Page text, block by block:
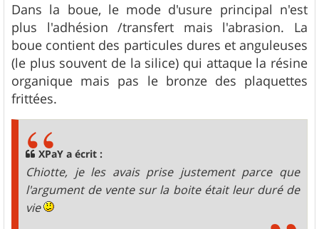
Dans la boue, le mode d'usure principal n'est
plus l'adhésion /transfert mais l'abrasion. La
boue contient des particules dures et anguleuses
(le plus souvent de la silice) qui attaque la résine
organique mais pas le bronze des plaquettes
frittées.
XPaY a écrit :
Chiotte, je les avais prise justement parce que
l'argument de vente sur la boite était leur duré de
vie